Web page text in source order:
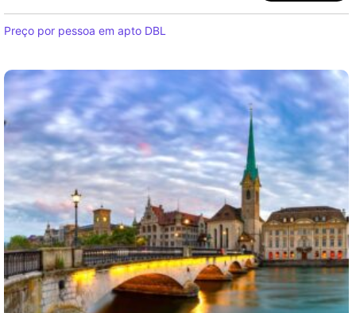
Preço por pessoa em apto DBL